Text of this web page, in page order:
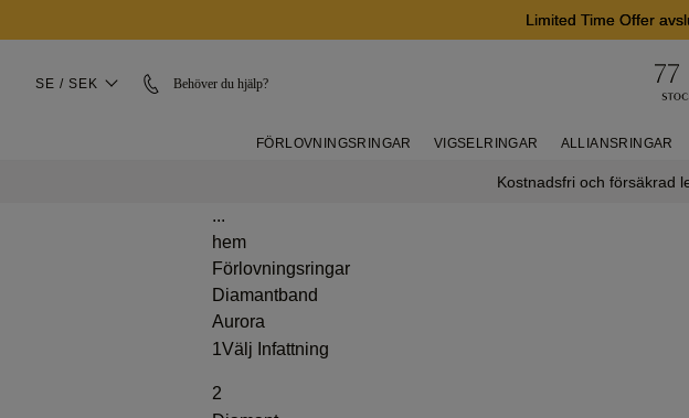
Limited Time Offer
SE / SEK Behöver du hjälp?
FÖRLOVNINGSRINGAR VIGSELRINGAR ALLIANSRINGAR
Kostnadsfri och försäkrad
...
hem
Förlovningsringar
Diamantband
Aurora
1Välj Infattning
2